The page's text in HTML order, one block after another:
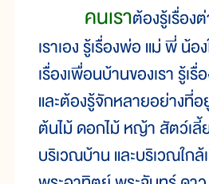
คนเราต้องรู้เรื่อง
เราเอง รู้เรื่องพ่อ แม่ พี่ น้อ
เรื่องเพื่อนบ้านของเรา รู้เรื่
และต้องรู้จักหลายอย่างที่อ
ต้นไม้ ดอกไม้ หญ้า สัตว์เลี้
บริเวณบ้าน และบริเวณใกล้